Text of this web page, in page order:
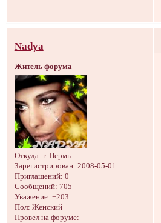
Nadya
Житель форума
Откуда: г. Пермь
Зарегистрирован: 2008-05-01
Приглашений: 0
Сообщений: 705
Уважение: +203
Пол: Женский
Провел на форуме: